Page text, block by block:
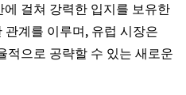
걸쳐 강력한 입지를 보유한
계를 이루며, 유럽 시장은
적으로 공략할 수 있는 새로운